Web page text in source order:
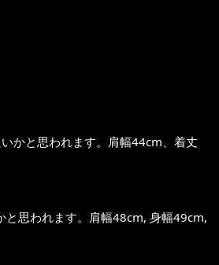
かと思われます。肩幅44cm、着丈
と思われます。肩幅48cm, 身幅49cm,